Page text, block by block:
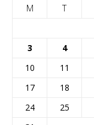
M
T
3
4
10
11
17
18
24
25